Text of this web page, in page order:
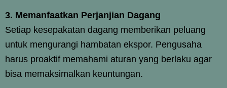
3. Memanfaatkan Perjanjian Dagang
Setiap kesepakatan dagang memberikan peluang
untuk mengurangi hambatan ekspor. Pengusaha
harus proaktif memahami aturan yang berlaku agar
bisa memaksimalkan keuntungan.